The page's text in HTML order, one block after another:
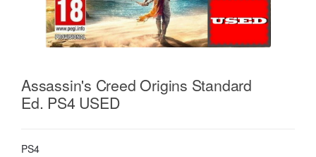
Assassin's Creed Origins Standard
Ed. PS4 USED
PS4